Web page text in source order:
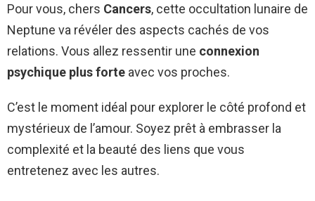
Pour vous, chers Cancers, cette occultation lunaire de
Neptune va révéler des aspects cachés de vos
relations. Vous allez ressentir une connexion
psychique plus forte avec vos proches.
C’est le moment idéal pour explorer le côté profond et
mystérieux de l’amour. Soyez prêt à embrasser la
complexité et la beauté des liens que vous
entretenez avec les autres.